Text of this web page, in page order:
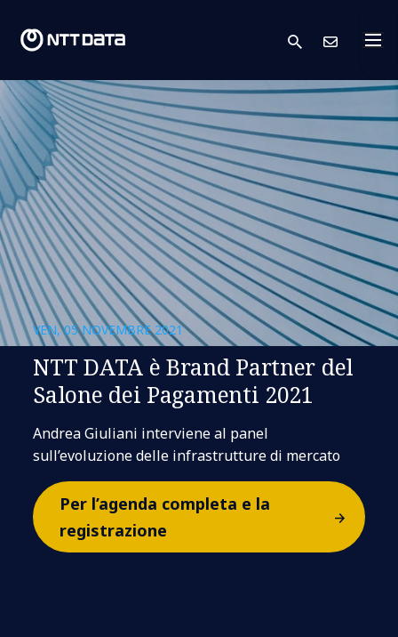
search
VEN, 05 NOVEMBRE 2021
NTT DATA è Brand Partner del
Salone dei Pagamenti 2021
Andrea Giuliani interviene al panel
sull’evoluzione delle infrastrutture di mercato
Per l’agenda completa e la
registrazione